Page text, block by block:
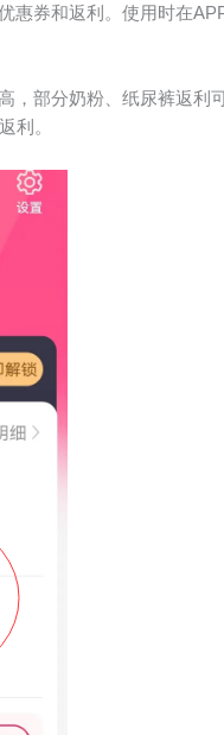
惠券和返利。使用时在
部分奶粉、纸尿裤返利
利。